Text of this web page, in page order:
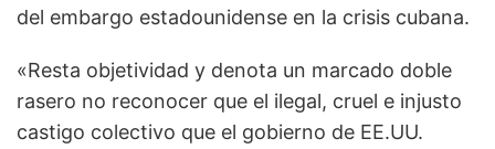
del embargo estadounidense en la crisis cubana.
«Resta objetividad y denota un marcado doble
rasero no reconocer que el ilegal, cruel e injusto
castigo colectivo que el gobierno de EE.UU.